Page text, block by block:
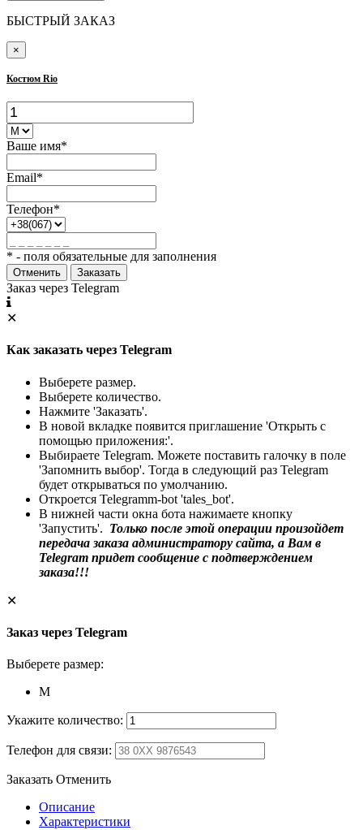
БЫСТРЫЙ ЗАКАЗ
×
Костюм Rio
Ваше имя*
Email*
Телефон*
* - поля обязательные для заполнения
Отменить Заказать
Заказ через Telegram
✕
Как заказать через Telegram
Выберете размер.
Выберете количество.
Нажмите 'Заказать'.
В новой вкладке появится приглашение 'Открыть с
помощью приложения:'.
Выбираете Telegram. Можете поставить галочку в поле
'Запомнить выбор'. Тогда в следующий раз Telegram
будет открываться по умолчанию.
Откроется Telegramm-bot 'tales_bot'.
В нижней части окна бота нажимаете кнопку
'Запустить'. Только после этой операции произойдет
передача заказа администратору сайта, а Вам в
Telegram придет сообщение с подтверждением
заказа!!!
✕
Заказ через Telegram
Выберете размер:
M
Укажите количество:
Телефон для связи:
Заказать Отменить
Описание
Характеристики